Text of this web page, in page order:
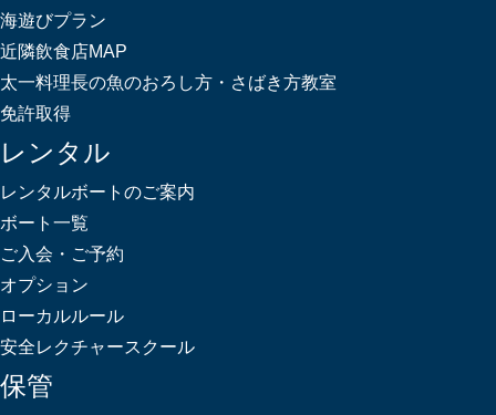
海遊びプラン
近隣飲食店MAP
太一料理長の魚のおろし方・さばき方教室
免許取得
レンタル
レンタルボートのご案内
ボート一覧
ご入会・ご予約
オプション
ローカルルール
安全レクチャースクール
保管